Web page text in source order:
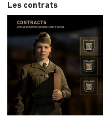
Les contrats